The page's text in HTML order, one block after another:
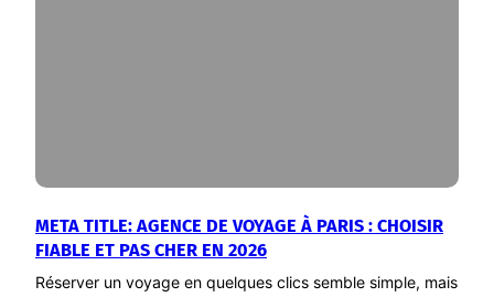
META TITLE: AGENCE DE VOYAGE À PARIS : CHOISIR
FIABLE ET PAS CHER EN 2026
Réserver un voyage en quelques clics semble simple, mais